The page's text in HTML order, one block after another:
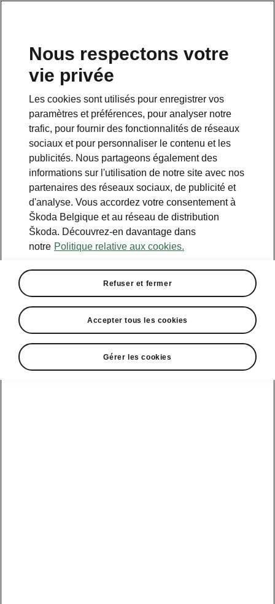
Nous respectons votre
vie privée
Les cookies sont utilisés pour enregistrer vos
paramètres et préférences, pour analyser notre
trafic, pour fournir des fonctionnalités de réseaux
sociaux et pour personnaliser le contenu et les
publicités. Nous partageons également des
informations sur l'utilisation de notre site avec nos
partenaires des réseaux sociaux, de publicité et
d'analyse. Vous accordez votre consentement à
Škoda Belgique et au réseau de distribution
Škoda. Découvrez-en davantage dans
notre Politique relative aux cookies.
Refuser et fermer
Accepter tous les cookies
Gérer les cookies